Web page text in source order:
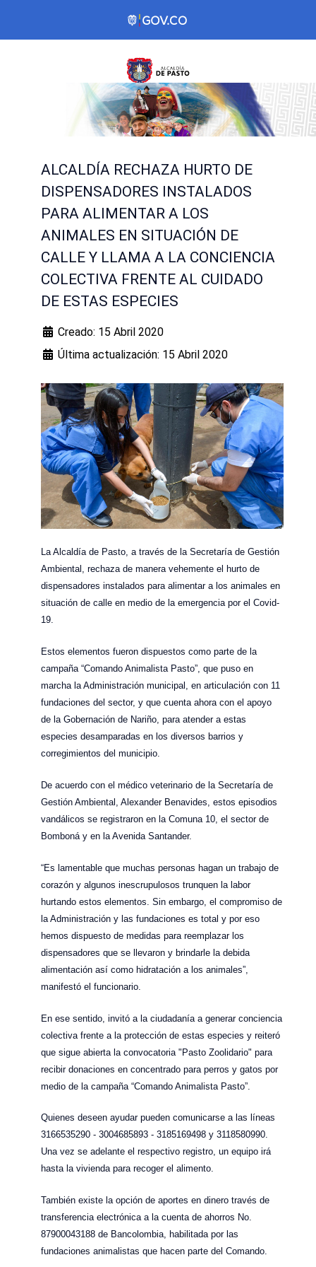
ALCALDÍA RECHAZA HURTO DE
DISPENSADORES INSTALADOS
PARA ALIMENTAR A LOS
ANIMALES EN SITUACIÓN DE
CALLE Y LLAMA A LA CONCIENCIA
COLECTIVA FRENTE AL CUIDADO
DE ESTAS ESPECIES
Creado: 15 Abril 2020
Última actualización: 15 Abril 2020
La Alcaldía de Pasto, a través de la Secretaría de Gestión
Ambiental, rechaza de manera vehemente el hurto de
dispensadores instalados para alimentar a los animales en
situación de calle en medio de la emergencia por el Covid-
19.
Estos elementos fueron dispuestos como parte de la
campaña “Comando Animalista Pasto”, que puso en
marcha la Administración municipal, en articulación con 11
fundaciones del sector, y que cuenta ahora con el apoyo
de la Gobernación de Nariño, para atender a estas
especies desamparadas en los diversos barrios y
corregimientos del municipio.
De acuerdo con el médico veterinario de la Secretaría de
Gestión Ambiental, Alexander Benavides, estos episodios
vandálicos se registraron en la Comuna 10, el sector de
Bomboná y en la Avenida Santander.
“Es lamentable que muchas personas hagan un trabajo de
corazón y algunos inescrupulosos trunquen la labor
hurtando estos elementos. Sin embargo, el compromiso de
la Administración y las fundaciones es total y por eso
hemos dispuesto de medidas para reemplazar los
dispensadores que se llevaron y brindarle la debida
alimentación así como hidratación a los animales”,
manifestó el funcionario.
En ese sentido, invitó a la ciudadanía a generar conciencia
colectiva frente a la protección de estas especies y reiteró
que sigue abierta la convocatoria "Pasto Zoolidario" para
recibir donaciones en concentrado para perros y gatos por
medio de la campaña “Comando Animalista Pasto”.
Quienes deseen ayudar pueden comunicarse a las líneas
3166535290 - 3004685893 - 3185169498 y 3118580990.
Una vez se adelante el respectivo registro, un equipo irá
hasta la vivienda para recoger el alimento.
También existe la opción de aportes en dinero través de
transferencia electrónica a la cuenta de ahorros No.
87900043188 de Bancolombia, habilitada por las
fundaciones animalistas que hacen parte del Comando.